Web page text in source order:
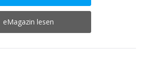
eMagazin lesen